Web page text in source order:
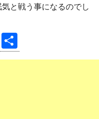
と戦う事になるのでし
Pi
有